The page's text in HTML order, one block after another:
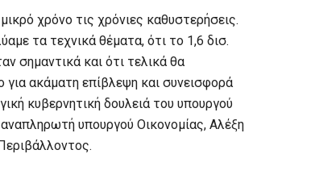
χρόνο τις χρόνιες καθυστερήσεις.
τα τεχνικά θέματα, ότι το 1,6 δισ.
σημαντικά και ότι τελικά θα
ακάματη επίβλεψη και συνεισφορά
κυβερνητική δουλειά του υπουργού
υπουργού Οικονομίας, Αλέξη